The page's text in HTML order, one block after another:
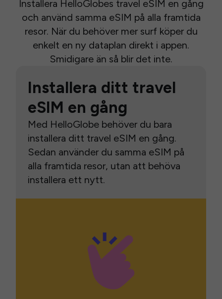
Installera HelloGlobes travel eSIM en gång
och använd samma eSIM på alla framtida
resor. När du behöver mer surf köper du
enkelt en ny dataplan direkt i appen.
Smidigare än så blir det inte.
Installera ditt travel
eSIM en gång
Med HelloGlobe behöver du bara
installera ditt travel eSIM en gång.
Sedan använder du samma eSIM på
alla framtida resor, utan att behöva
installera ett nytt.